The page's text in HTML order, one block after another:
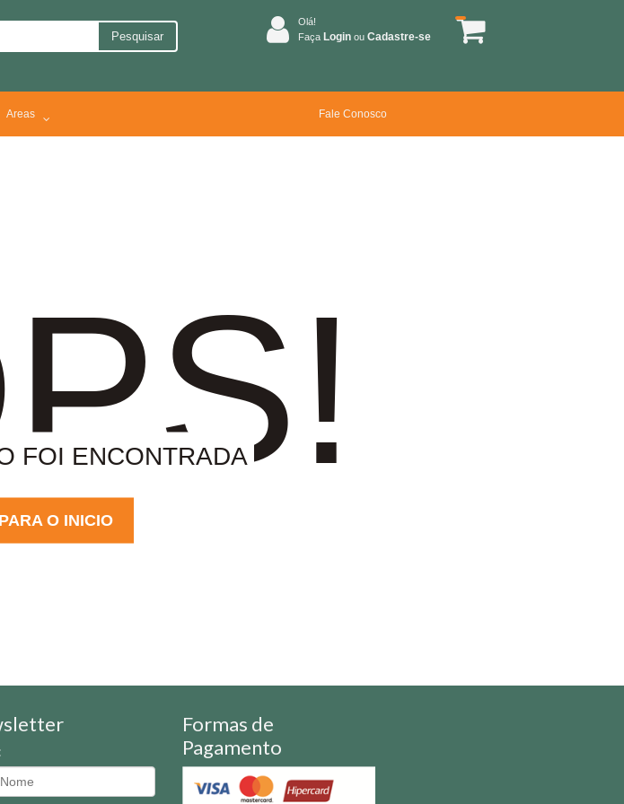
Pesquisar
Olá!
Faça Login ou Cadastre-se
Areas Fale Conosco
FOI ENCONTRADA
O INICIO
Formas de
Pagamento